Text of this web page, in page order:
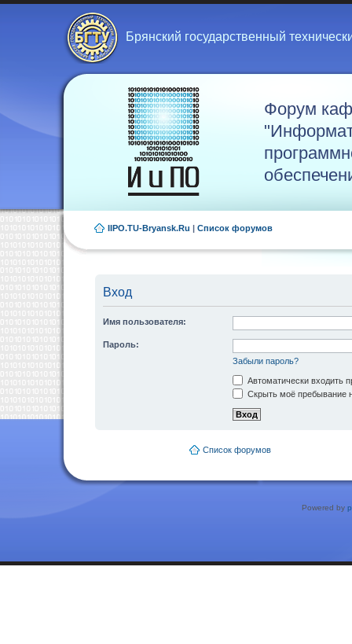
Брянский государственный
Форум
IIPO.TU-Bryansk.Ru | Список форумов
Вход
Имя пользователя:
Пароль:
Забыли пароль?
Автоматически входить
Скрыть моё пребывание
Список форумов
Powered by